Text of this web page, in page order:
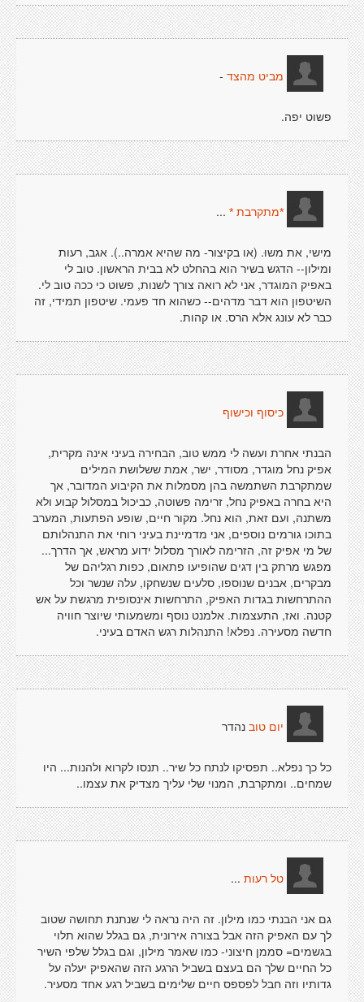
מביט מהצד -
פשוט יפה.
*מתקרבת * ...
מישי, את משוּ. (או בקיצור- מה שהיא אמרה..). אגב, רעות
ומילון-- הדגש בשיר הוא בהחלט לא בבית הראשון. טוב לי
באפיק המוגדר, אני לא רואה צורך לשנות, פשוט כי ככה טוב לי.
השיטפון הוא דבר מדהים-- כשהוא חד פעמי. שיטפון תמידי, זה
כבר לא עונג אלא הרס. או קהות.
כיסוף וכישוף
הבנתי אחרת ועשה לי ממש טוב, הבחירה בעיני אינה מקרית,
אפיק נחל מוגדר, מסודר, ישר, אמת ששלושת המילים
שמתקרבת השתמשה בהן מסמלות את הקיבוע המדובר, אך
היא בחרה באפיק נחל, זרימה פשוטה, כביכול במסלול קבוע ולא
משתנה, ועם זאת, הוא נחל. מקור חיים, שופע הפתעות, המערב
בתוכו גורמים נוספים, אני מדמיינת בעיני רוחי את התנהלותם
של מי אפיק זה, הזרימה לאורך מסלול ידוע מראש, אך הדרך...
מפגש מרתק בין דגים שהופיעו פתאום, כפות רגליהם של
מבקרים, אבנים שנוספו, סלעים שנשחקו, עלה שנשר וכל
ההתרחשות בגדות האפיק, התרחשות אינסופית מרגשת על אש
קטנה. ואז, התעצמות. אלמנט נוסף ומשמעותי שיוצר חוויה
חדשה מסעירה. נפלא! התנהלות רגש האדם בעיני.
יום טוב נהדר
כל כך נפלא.. תפסיקו לנתח כל שיר.. תנסו לקרוא ולהנות... היו
שמחים.. ומתקרבת, המנוי שלי עליך מצדיק את עצמו..
טל רעות ...
גם אני הבנתי כמו מילון. זה היה נראה לי שנתנת תחושה שטוב
לך עם האפיק הזה אבל בצורה אירונית, גם בגלל שהוא תלוי
בגשמים= סממן חיצוני- כמו שאמר מילון, וגם בגלל שלפי השיר
כל החיים שלך הם בעצם בשביל הרגע הזה שהאפיק יעלה על
גדותיו וזה חבל לפספס חיים שלימים בשביל רגע אחד מסעיר.